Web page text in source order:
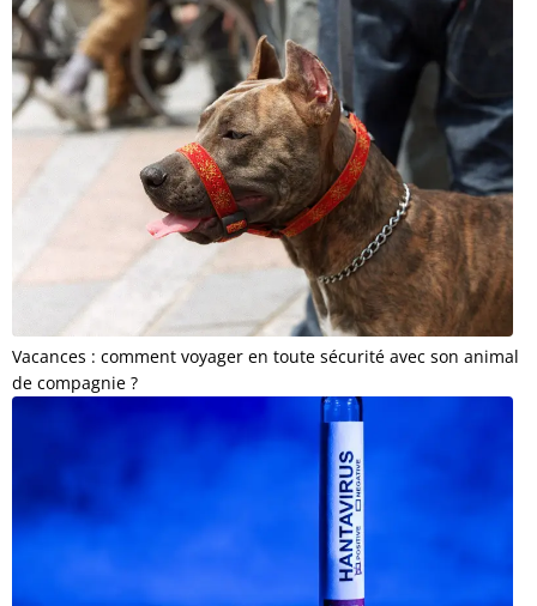
Vacances : comment voyager en toute sécurité avec son animal
de compagnie ?